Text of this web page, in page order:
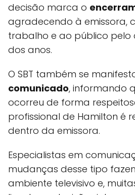
decisão marca o
agradecendo à emissora,
trabalho e ao público pelo
dos anos.
O SBT também se
comunicado, informando
ocorreu de forma
profissional de Hamilton é
dentro da emissora.
Especialistas em
mudanças desse tipo
ambiente televisivo e,